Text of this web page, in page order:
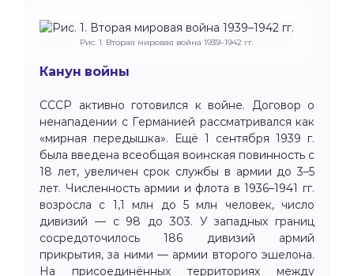
Рис. 1. Вторая мировая война 1939–1942 гг.
Канун войны
СССР активно готовился к войне. Договор о
ненападении с Германией рассматривался как
«мирная передышка». Ещё 1 сентября 1939 г.
была введена всеобщая воинская повинность с
18 лет, увеличен срок службы в армии до 3–5
лет. Численность армии и флота в 1936–1941 гг.
возросла с 1,1 млн до 5 млн человек, число
дивизий — с 98 до 303. У западных границ
сосредоточилось 186 дивизий армий
прикрытия, за ними — армии второго эшелона.
На присоединённых территориях между